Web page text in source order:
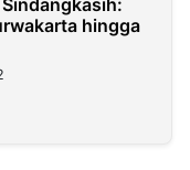
hingga